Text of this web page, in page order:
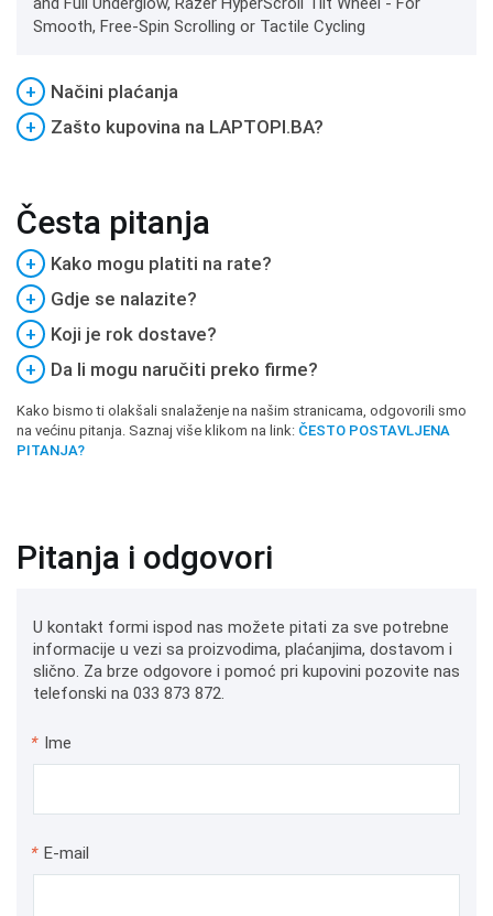
Smooth, Free-Spin Scrolling or Tactile Cycling
+
Načini plaćanja
+
Zašto kupovina na LAPTOPI.BA?
Česta pitanja
+
Kako mogu platiti na rate?
+
Gdje se nalazite?
+
Koji je rok dostave?
+
Da li mogu naručiti preko firme?
Kako bismo ti olakšali snalaženje na našim stranicama, odgovorili smo
na većinu pitanja. Saznaj više klikom na link: ČESTO POSTAVLJENA
PITANJA?
Pitanja i odgovori
U kontakt formi ispod nas možete pitati za sve potrebne
informacije u vezi sa proizvodima, plaćanjima, dostavom i
slično. Za brze odgovore i pomoć pri kupovini pozovite nas
telefonski na 033 873 872.
* Ime
* E-mail